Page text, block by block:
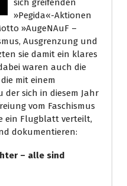
sich greifenden
»Pegida«-Aktionen
»AugeNAuF –
Ausgrenzung und
sie damit ein klares
waren auch die
mit einem
der sich in diesem Jahr
vom Faschismus
ein Flugblatt verteilt,
dokumentieren:
– alle sind